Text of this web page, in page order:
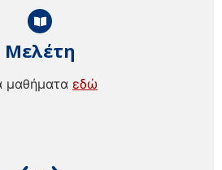
Μελέτη
μαθήματα εδώ